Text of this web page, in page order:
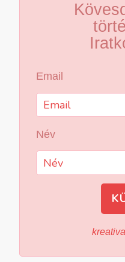
Email
Név